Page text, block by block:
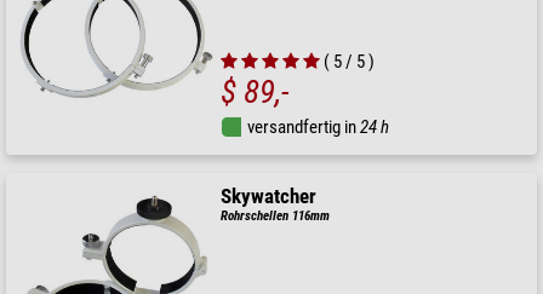
( 5 / 5 )
$ 89,-
versandfertig in24 h
Skywatcher
Rohrschellen 116mm